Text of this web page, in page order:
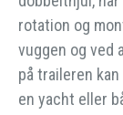
rotation og
vuggen og ved
på traileren
en yacht eller